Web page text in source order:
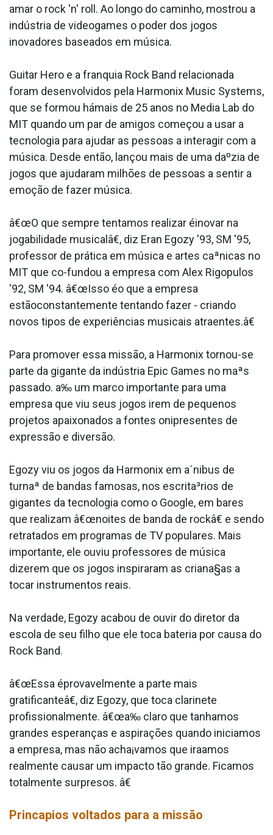
amar o rock 'n' roll. Ao longo do caminho, mostrou a
indústria de videogames o poder dos jogos
inovadores baseados em música.
Guitar Hero e a franquia Rock Band relacionada
foram desenvolvidos pela Harmonix Music Systems,
que se formou hámais de 25 anos no Media Lab do
MIT quando um par de amigos começou a usar a
tecnologia para ajudar as pessoas a interagir com a
música. Desde então, lançou mais de uma daºzia de
jogos que ajudaram milhões de pessoas a sentir a
emoção de fazer música.
â€œO que sempre tentamos realizar éinovar na
jogabilidade musicalâ€, diz Eran Egozy '93, SM '95,
professor de prática em música e artes caªnicas no
MIT que co-fundou a empresa com Alex Rigopulos
'92, SM '94. â€œIsso éo que a empresa
estãoconstantemente tentando fazer - criando
novos tipos de experiências musicais atraentes.â€
Para promover essa missão, a Harmonix tornou-se
parte da gigante da indústria Epic Games no maªs
passado. a‰ um marco importante para uma
empresa que viu seus jogos irem de pequenos
projetos apaixonados a fontes onipresentes de
expressão e diversão.
Egozy viu os jogos da Harmonix em a´nibus de
turnaª de bandas famosas, nos escrita³rios de
gigantes da tecnologia como o Google, em bares
que realizam â€œnoites de banda de rockâ€ e sendo
retratados em programas de TV populares. Mais
importante, ele ouviu professores de música
dizerem que os jogos inspiraram as criana§as a
tocar instrumentos reais.
Na verdade, Egozy acabou de ouvir do diretor da
escola de seu filho que ele toca bateria por causa do
Rock Band.
â€œEssa éprovavelmente a parte mais
gratificanteâ€, diz Egozy, que toca clarinete
profissionalmente. â€œa‰ claro que ta­nhamos
grandes esperanças e aspirações quando iniciamos
a empresa, mas não acha¡vamos que ira­amos
realmente causar um impacto tão grande. Ficamos
totalmente surpresos. â€
Princa­pios voltados para a missão